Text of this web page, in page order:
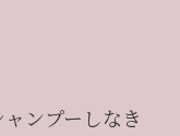
ンプーしなき